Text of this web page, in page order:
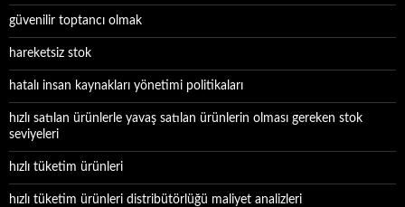
güvenilir toptancı olmak
hareketsiz stok
hatalı insan kaynakları yönetimi politikaları
hızlı satılan ürünlerle yavaş satılan ürünlerin olması gereken stok
seviyeleri
hızlı tüketim ürünleri
hızlı tüketim ürünleri distribütörlüğü maliyet analizleri